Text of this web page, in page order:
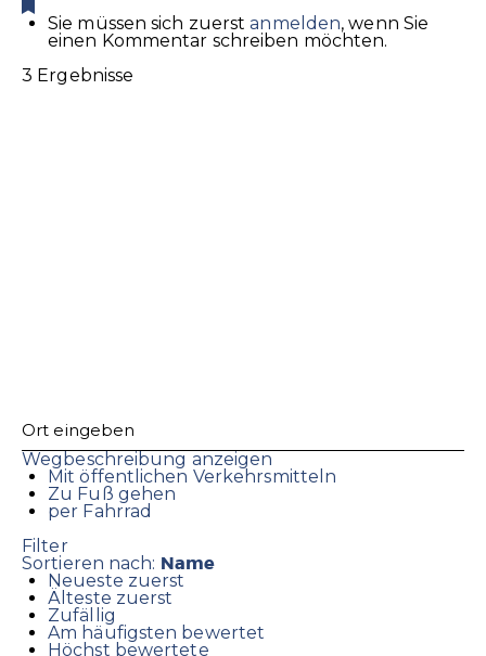
Sie müssen sich zuerstanmelden, wenn Sie
einen Kommentar schreiben möchten.
3 Ergebnisse
Wegbeschreibung anzeigen
Mit öffentlichen Verkehrsmitteln
Zu Fuß gehen
per Fahrrad
Filter
Sortieren nach: Name
Neueste zuerst
Älteste zuerst
Zufällig
Am häufigsten bewertet
Höchst bewertete